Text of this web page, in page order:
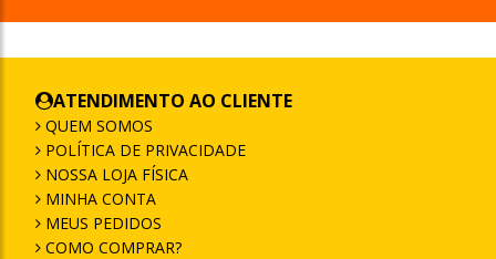
ATENDIMENTO AO CLIENTE
QUEM SOMOS
POLÍTICA DE PRIVACIDADE
NOSSA LOJA FÍSICA
MINHA CONTA
MEUS PEDIDOS
COMO COMPRAR?